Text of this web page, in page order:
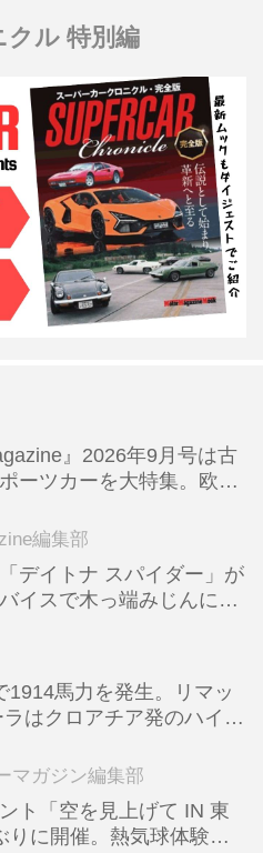
クル 特別編
』2026年9月号は古
ーツカーを大特集。欧州
編集部
デイトナ スパイダー」が
イスで木っ端みじんにな
1914馬力を発生。リマッ
はクロアチア発のハイパ
マガジン編集部
ト「空を見上げて IN 東
りに開催。熱気球体験搭